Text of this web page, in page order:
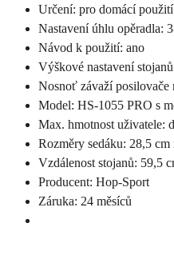
Určení: pro domácí použití
Nastavení úhlu opěradla:
Návod k použití: ano
Výškové nastavení
Nosnoť závaží posilovače
Model: HS-1055 PRO s
Max. hmotnost uživatele:
Rozměry sedáku: 28,5
Vzdálenost stojanů: 59,5
Producent: Hop-Sport
Záruka: 24 měsíců